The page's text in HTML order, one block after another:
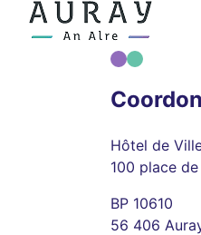
Hôtel de
100 place
BP 10610
56 406